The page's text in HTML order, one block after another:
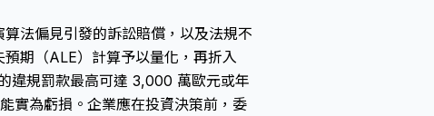
法偏見引發的訴訟賠償，以及法規不
期（ALE）計算予以量化，再折入
違規罰款最高可達 3,000 萬歐元或年
實為虧損。企業應在投資決策前，委